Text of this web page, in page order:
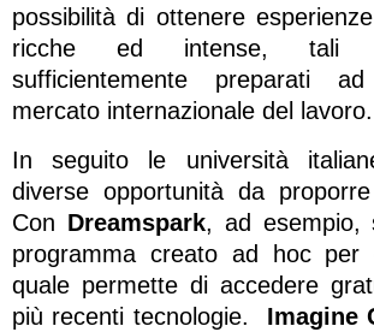
possibilità di ottenere
ricche ed intense, tali
sufficientemente preparati
mercato internazionale del lavoro.
In seguito le università
diverse opportunità da
Con Dreamspark, ad esempio,
programma creato ad hoc per
quale permette di accedere
più recenti tecnologie. Imagine